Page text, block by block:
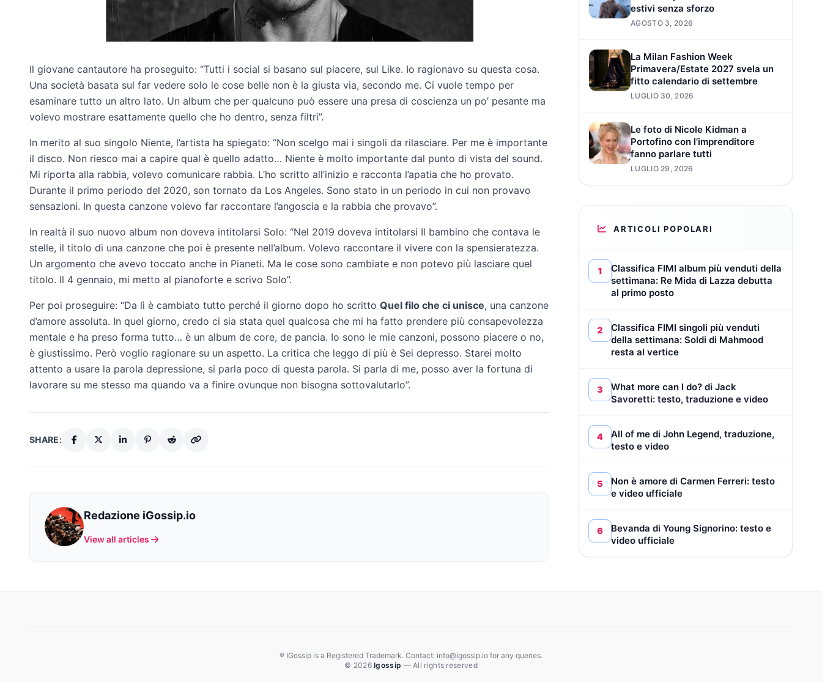
Il giovane cantautore ha proseguito: “Tutti i social si basano sul piacere, sul Like. Io ragionavo su questa cosa.
Una società basata sul far vedere solo le cose belle non è la giusta via, secondo me. Ci vuole tempo per
esaminare tutto un altro lato. Un album che per qualcuno può essere una presa di coscienza un po’ pesante ma
volevo mostrare esattamente quello che ho dentro, senza filtri”.
In merito al suo singolo Niente, l’artista ha spiegato: “Non scelgo mai i singoli da rilasciare. Per me è importante
il disco. Non riesco mai a capire qual è quello adatto… Niente è molto importante dal punto di vista del sound.
Mi riporta alla rabbia, volevo comunicare rabbia. L’ho scritto all’inizio e racconta l’apatia che ho provato.
Durante il primo periodo del 2020, son tornato da Los Angeles. Sono stato in un periodo in cui non provavo
sensazioni. In questa canzone volevo far raccontare l’angoscia e la rabbia che provavo”.
In realtà il suo nuovo album non doveva intitolarsi Solo: “Nel 2019 doveva intitolarsi Il bambino che contava le
stelle, il titolo di una canzone che poi è presente nell’album. Volevo raccontare il vivere con la spensieratezza.
Un argomento che avevo toccato anche in Pianeti. Ma le cose sono cambiate e non potevo più lasciare quel
titolo. Il 4 gennaio, mi metto al pianoforte e scrivo Solo”.
Per poi proseguire: “Da lì è cambiato tutto perché il giorno dopo ho scritto Quel filo che ci unisce, una canzone
d’amore assoluta. In quel giorno, credo ci sia stata quel qualcosa che mi ha fatto prendere più consapevolezza
mentale e ha preso forma tutto… è un album de core, de pancia. Io sono le mie canzoni, possono piacere o no,
è giustissimo. Però voglio ragionare su un aspetto. La critica che leggo di più è Sei depresso. Starei molto
attento a usare la parola depressione, si parla poco di questa parola. Si parla di me, posso aver la fortuna di
lavorare su me stesso ma quando va a finire ovunque non bisogna sottovalutarlo”.
SHARE:
Redazione iGossip.io
View all articles
estivi senza sforzo
AGOSTO 3, 2026
La Milan Fashion Week
Primavera/Estate 2027 svela un
fitto calendario di settembre
LUGLIO 30, 2026
Le foto di Nicole Kidman a
Portofino con l’imprenditore
fanno parlare tutti
LUGLIO 29, 2026
ARTICOLI POPOLARI
1
Classifica FIMI album più venduti della
settimana: Re Mida di Lazza debutta
al primo posto
2
Classifica FIMI singoli più venduti
della settimana: Soldi di Mahmood
resta al vertice
3
What more can I do? di Jack
Savoretti: testo, traduzione e video
4
All of me di John Legend, traduzione,
testo e video
5
Non è amore di Carmen Ferreri: testo
e video ufficiale
6
Bevanda di Young Signorino: testo e
video ufficiale
® IGossip is a Registered Trademark. Contact: info@igossip.io for any queries.
© 2026Igossip — All rights reserved